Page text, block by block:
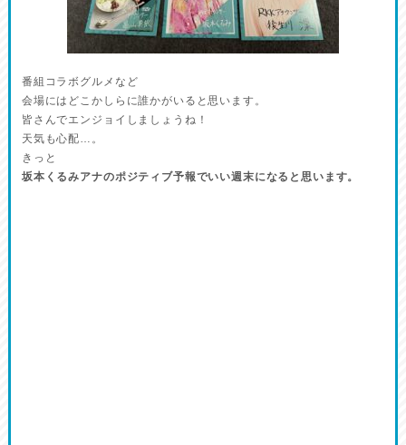
番組コラボグルメなど
会場にはどこかしらに誰かがいると思います。
皆さんでエンジョイしましょうね！
天気も心配…。
きっと
坂本くるみアナのポジティブ予報でいい週末になると思います。